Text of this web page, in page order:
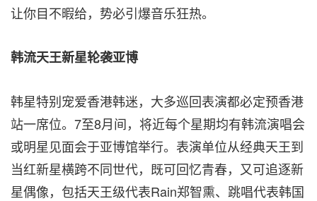
让你目不暇给，势必引爆音乐狂热。
韩流天王新星轮袭亚博
韩星特别宠爱香港韩迷，大多巡回表演都必定预香港
站一席位。7至8月间，将近每个星期均有韩流演唱会
或明星见面会于亚博馆举行。表演单位从经典天王到
当红新星横跨不同世代，既可回忆青春，又可追逐新
星偶像，包括天王级代表Rain郑智熏、跳唱代表韩国